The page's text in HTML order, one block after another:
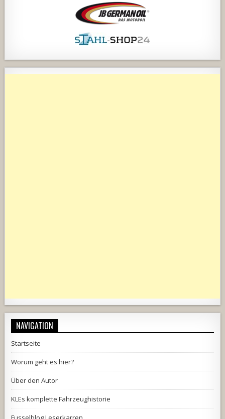
NAVIGATION
Startseite
Worum geht es hier?
Über den Autor
KLEs komplette Fahrzeughistorie